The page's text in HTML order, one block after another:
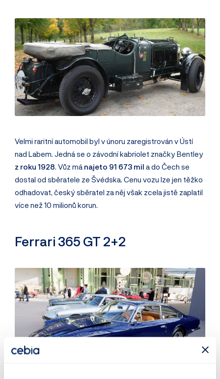
Velmi raritní automobil byl v únoru zaregistrován v Ústí
nad Labem. Jedná se o závodní kabriolet značky Bentley
z roku 1928. Vůz má najeto 91 673 mil a do Čech se
dostal od sběratele ze Švédska. Cenu vozu lze jen těžko
odhadovat, český sběratel za něj však zcela jistě zaplatil
více než 10 milionů korun.
Ferrari 365 GT 2+2